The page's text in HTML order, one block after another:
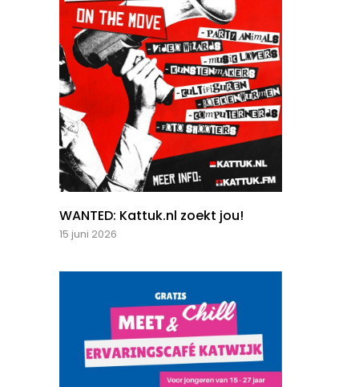
WANTED: Kattuk.nl zoekt jou!
15 juni 2026